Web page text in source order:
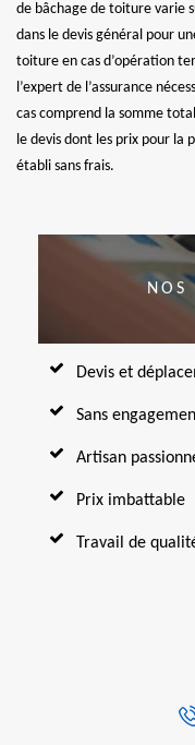
de bâchage de toiture varie
dans le devis général pour
toiture en cas d’opération
l’expert de l’assurance
cas comprend la somme
le devis dont les prix pour la
établi sans frais.
NOS
Devis et
Sans
Artisan
Prix imbattable
Travail de